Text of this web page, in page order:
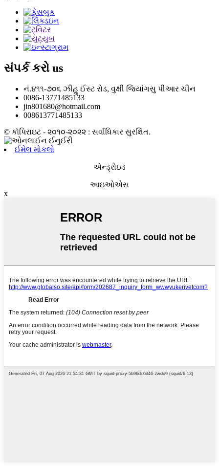
સંપર્ક કરો us
નં.૪૧૧-૭૦૬ ઝીહુ ઈસ્ટ રોડ, વુક્ષી જિયાંગસુ પીઆર ચીન
0086-13771485133
jin801680@hotmail.com
008613771485133
© કૉપિરાઇટ - ૨૦૧૦-૨૦૨૨ : સર્વાધિકાર સુરક્ષિત.
ઈમેલ મોકલો
એન્ડ્રોઇડ
આઇઓએસ
x